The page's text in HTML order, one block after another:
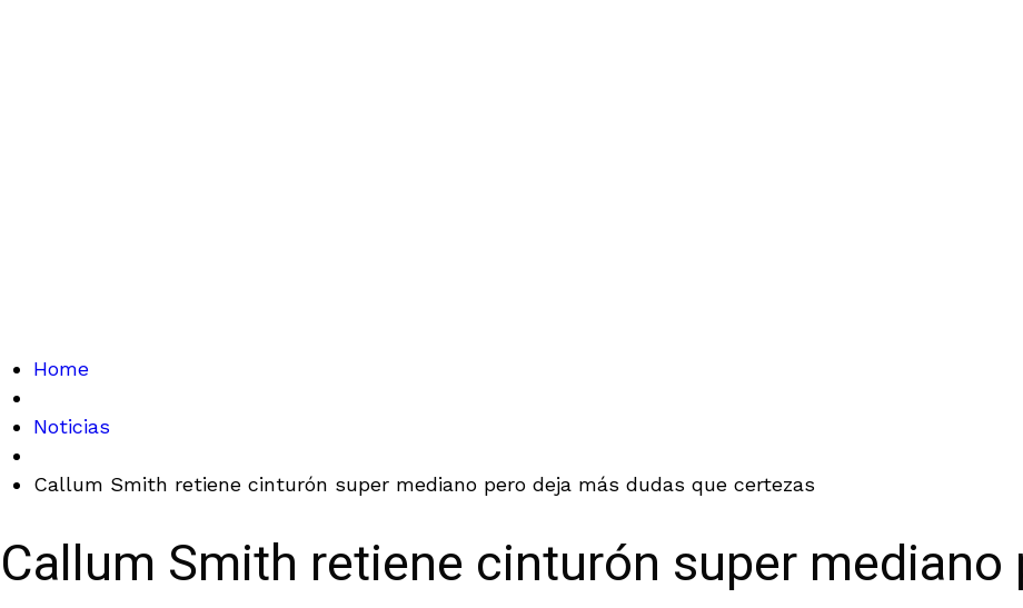
Home
Noticias
Callum Smith retiene cinturón super mediano pero deja más dudas que certezas
Callum Smith retiene cinturón super mediano